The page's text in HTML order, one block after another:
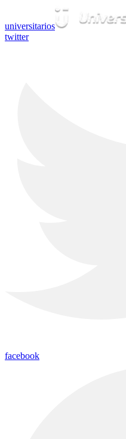
universitarios
twitter
facebook